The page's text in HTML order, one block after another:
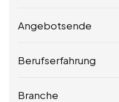
Angebotsende
Berufserfahrung
Branche